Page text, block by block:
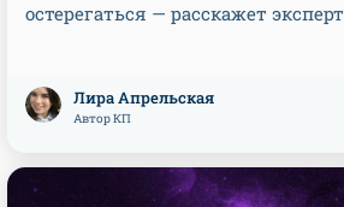
остерегаться — расскажет эксперт
Лира Апрельская
Автор КП